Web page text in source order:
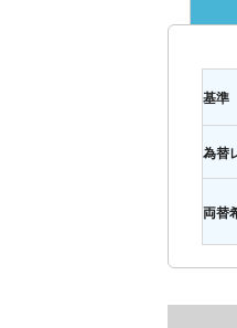
基準
為替
両替